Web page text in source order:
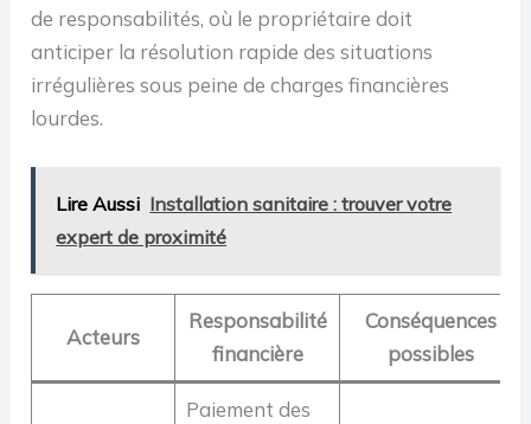
de responsabilités, où le propriétaire doit
anticiper la résolution rapide des situations
irrégulières sous peine de charges financières
lourdes.
Lire Aussi Installation sanitaire : trouver votre
expert de proximité
Acteurs
Responsabilité
financière
Conséquences
possibles
Paiement des